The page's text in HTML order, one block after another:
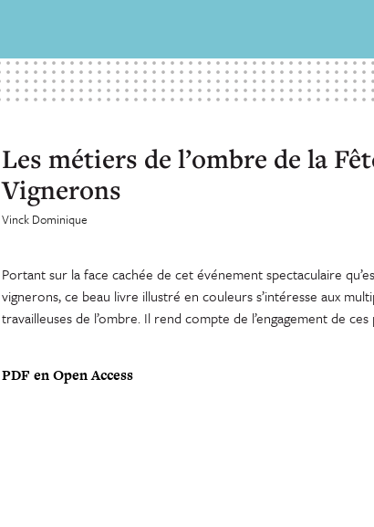
Les métiers de l’ombre de la
Vignerons
Vinck Dominique
Portant sur la face cachée de cet événement spectaculaire
vignerons, ce beau livre illustré en couleurs s’intéresse aux
travailleuses de l’ombre. Il rend compte de l’engagement de
PDF en Open Access